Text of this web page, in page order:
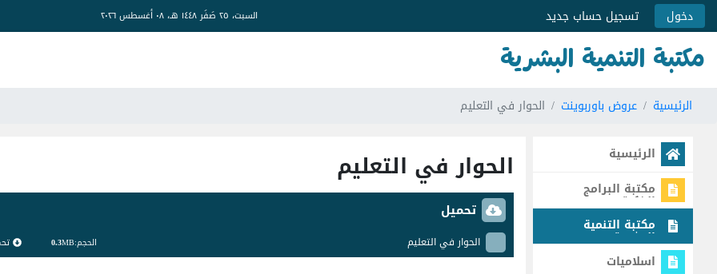
دخول تسجيل حساب جديد السبت، ٢٥ صَفَر ١٤٤٨ هـ، ٠٨ أغسطس ٢٠٢٦
مكتبة التنمية البشرية
الرئيسية عروض باوربوينت الحوار في التعليم
الرئيسية
مكتبة البرامج
الذكية
مكتبة التنمية
البشرية
اسلاميات
الحوار في التعليم
تحميل
الحوار في التعليم الحجم: 0.3MB